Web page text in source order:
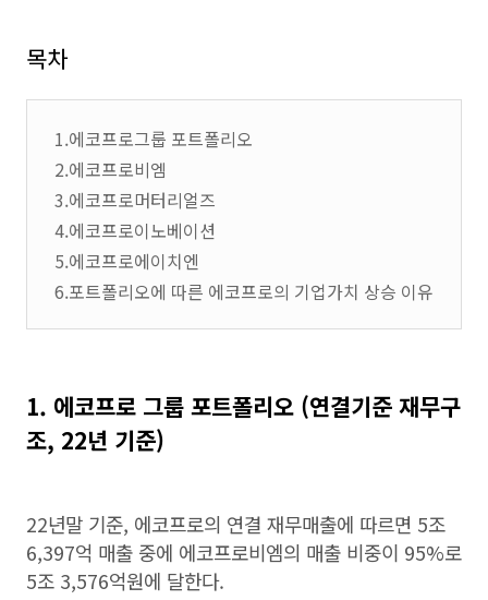
목차
1.에코프로그룹 포트폴리오
2.에코프로비엠
3.에코프로머터리얼즈
4.에코프로이노베이션
5.에코프로에이치엔
6.포트폴리오에 따른 에코프로의 기업가치 상승 이유
1. 에코프로 그룹 포트폴리오 (연결기준 재무구
조, 22년 기준)
22년말 기준, 에코프로의 연결 재무매출에 따르면 5조
6,397억 매출 중에 에코프로비엠의 매출 비중이 95%로
5조 3,576억원에 달한다.